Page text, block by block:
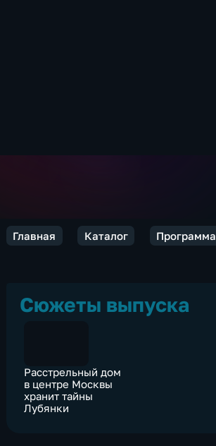
Главная Каталог Программа
Сюжеты выпуска
Расстрельный дом
в центре Москвы
хранит тайны
Лубянки